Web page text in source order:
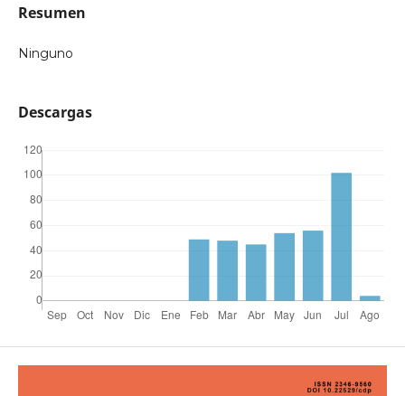
Resumen
Ninguno
Descargas